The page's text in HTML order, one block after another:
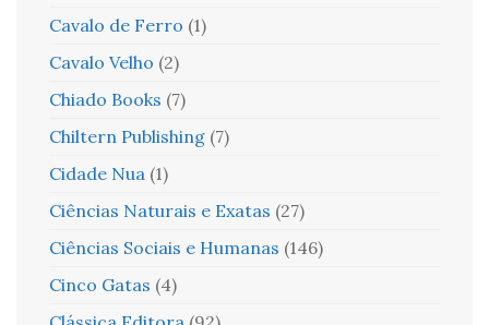
Cavalo de Ferro (1)
Cavalo Velho (2)
Chiado Books (7)
Chiltern Publishing (7)
Cidade Nua (1)
Ciências Naturais e Exatas (27)
Ciências Sociais e Humanas (146)
Cinco Gatas (4)